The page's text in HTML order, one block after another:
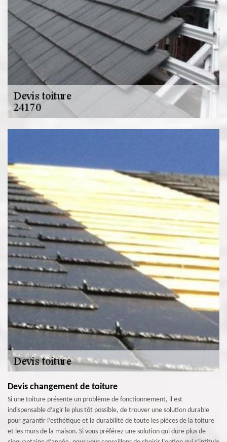
Devis changement de toiture
Si une toiture présente un problème de fonctionnement, il est
indispensable d’agir le plus tôt possible, de trouver une solution durable
pour garantir l’esthétique et la durabilité de toute les pièces de la toiture
et les murs de la maison. Si vous préférez une solution qui dure plus de